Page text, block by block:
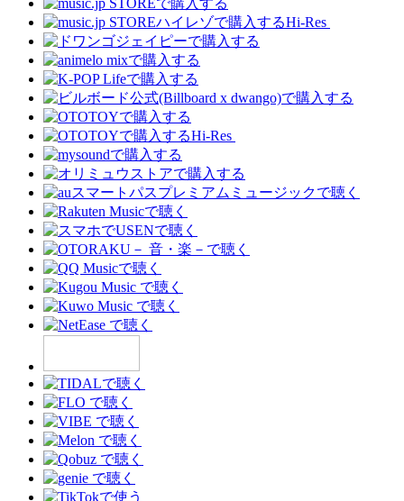
Hi-Res
Hi-Res